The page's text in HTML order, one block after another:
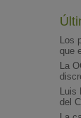
Los
que
La
Luis
del